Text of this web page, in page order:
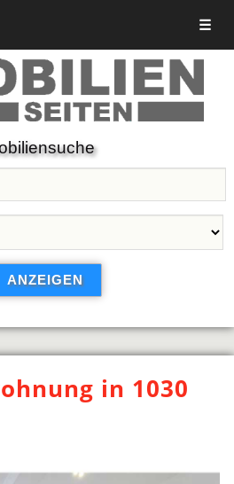
☰
in 1030